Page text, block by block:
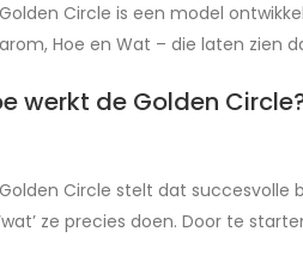
Circle is een model
Hoe en Wat – die laten zien
werkt de Golden
Circle stelt dat succesvolle
ze precies doen. Door te